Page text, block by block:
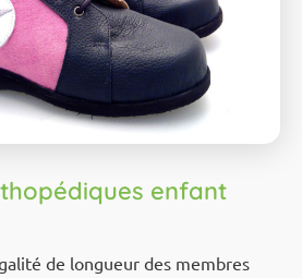
enfant
de longueur des membres